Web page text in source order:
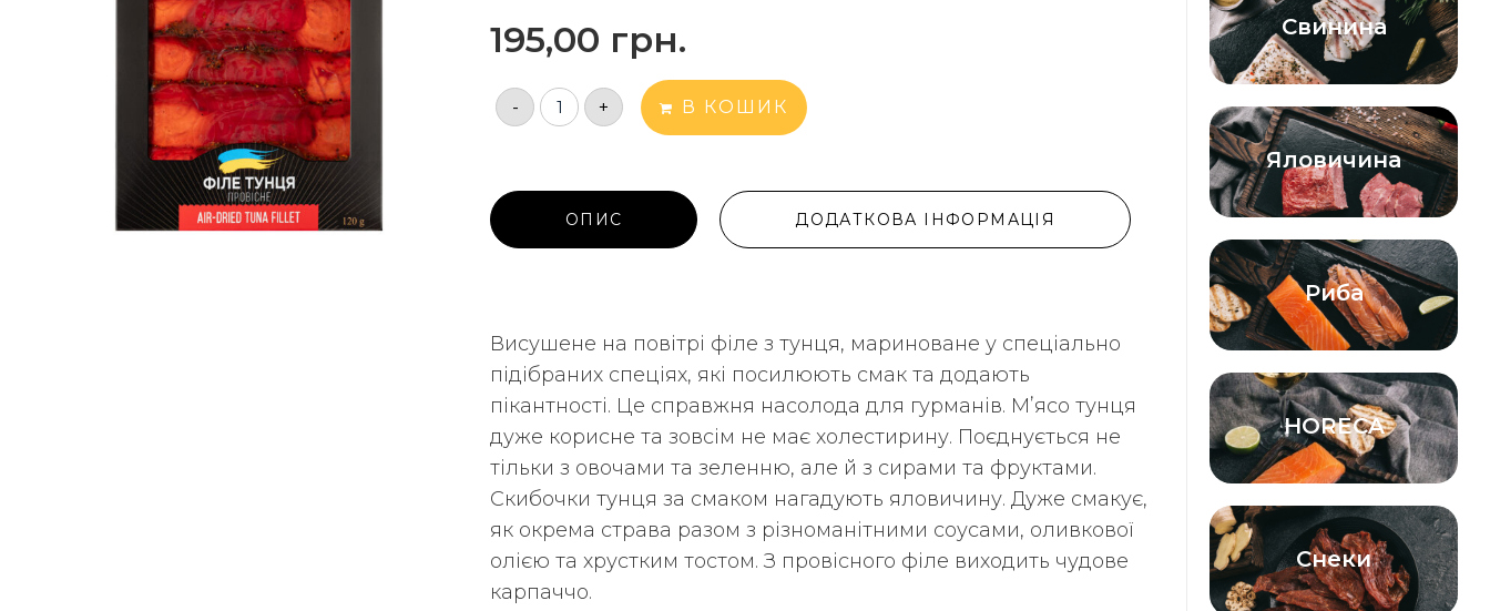
195,00 грн.
- + В КОШИК
ОПИС ДОДАТКОВА ІНФОРМАЦІЯ
Висушене на повітрі філе з тунця, мариноване у спеціально
підібраних спеціях, які посилюють смак та додають
пікантності. Це справжня насолода для гурманів. Мʼясо тунця
дуже корисне та зовсім не має холестирину. Поєднується не
тільки з овочами та зеленню, але й з сирами та фруктами.
Скибочки тунця за смаком нагадують яловичину. Дуже смакує,
як окрема страва разом з різноманітними соусами, оливкової
олією та хрустким тостом. З провісного філе виходить чудове
карпаччо.
Свинина
Яловичина
Риба
HORECA
Снеки